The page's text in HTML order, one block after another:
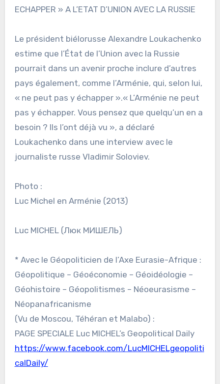
ECHAPPER » A L’ETAT D’UNION AVEC LA RUSSIE
Le président biélorusse Alexandre Loukachenko
estime que l’État de l’Union avec la Russie
pourrait dans un avenir proche inclure d’autres
pays également, comme l’Arménie, qui, selon lui,
« ne peut pas y échapper ».« L’Arménie ne peut
pas y échapper. Vous pensez que quelqu’un en a
besoin ? Ils l’ont déjà vu », a déclaré
Loukachenko dans une interview avec le
journaliste russe Vladimir Soloviev.
Photo :
Luc Michel en Arménie (2013)
Luc MICHEL (Люк МИШЕЛЬ)
* Avec le Géopoliticien de l’Axe Eurasie-Afrique :
Géopolitique – Géoéconomie – Géoidéologie –
Géohistoire – Géopolitismes – Néoeurasisme –
Néopanafricanisme
(Vu de Moscou, Téhéran et Malabo) :
PAGE SPECIALE Luc MICHEL’s Geopolitical Daily
https://www.facebook.com/LucMICHELgeopoliti
calDaily/